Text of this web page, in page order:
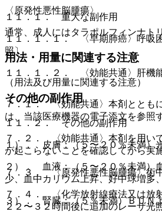
１１．１． 重大な副作用
１１．１．１． 〈早期肺癌〉呼吸
照〕。
１１．１．２． 〈効能共通〉肝機
その他の副作用
１１．２． その他の副作用
１）． 皮膚：（５〜２０％未満）
２）． 血液：（５〜２０％未満）
少、血中カリウム上昇、好中球増多
３）． 腎臓：（５％未満）ＢＵＮ
〈原発性悪性脳腫瘍〉
通常、成人にはタラポルフィンナト
用法・用量に関連する注意
（用法及び用量に関連する注意）
７．１． 〈効能共通〉本剤ととも
は、当該医療機器の電子添文を参照
７．２． 〈効能共通〉本剤を用い
が起こらないことを確認してから実
７．３． 〈原発性悪性脳腫瘍〉術
７．４． 〈化学放射線療法又は放
２２〜３２時間後に追加のレーザ光